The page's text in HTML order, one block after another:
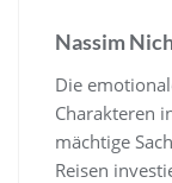
Nassim
Die
Charakteren
mächtige
Reisen